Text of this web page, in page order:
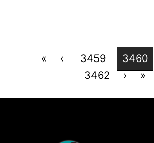
« ‹ 3459 3460
3462
› »